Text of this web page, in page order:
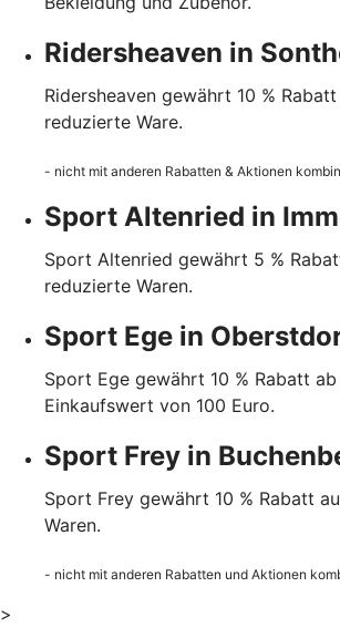
Ridersheaven in
Ridersheaven gewährt 10 %
reduzierte Ware.
- nicht mit anderen Rabatten & Aktionen
Sport Altenried in
Sport Altenried gewährt 5 %
reduzierte Waren.
Sport Ege in
Sport Ege gewährt 10 % Rabatt ab
Einkaufswert von 100 Euro.
Sport Frey in
Sport Frey gewährt 10 % Rabatt
Waren.
- nicht mit anderen Rabatten und Aktionen
>